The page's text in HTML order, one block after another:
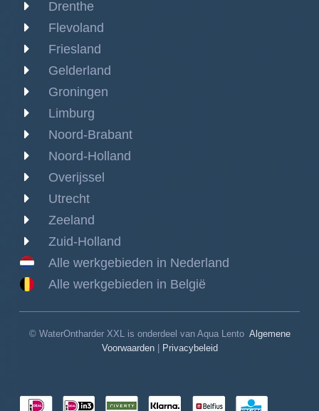
Drenthe
Flevoland
Friesland
Gelderland
Groningen
Limburg
Noord-Brabant
Noord-Holland
Overijssel
Utrecht
Zeeland
Zuid-Holland
Alle werkgebieden in Nederland
Alle werkgebieden in België
© WaterOntharder XXL is onderdeel van Aqua Lento Algemene
Voorwaarden| Privacybeleid